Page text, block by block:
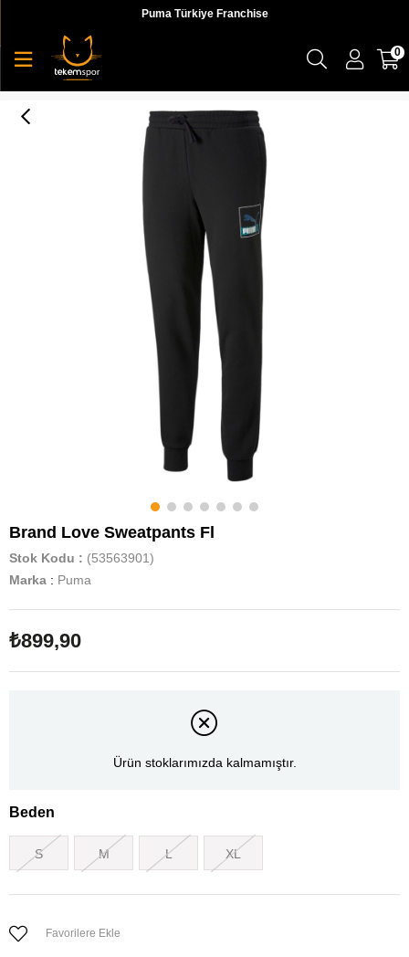
Puma Türkiye Franchise
0
Brand Love Sweatpants Fl
Stok Kodu
(53563901)
Marka : Puma
₺899,90
Ürün stoklarımızda kalmamıştır.
Beden
S M L XL
Favorilere Ekle